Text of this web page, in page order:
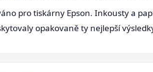
pro tiskárny Epson. Inkousty a
opakovaně ty nejlepší